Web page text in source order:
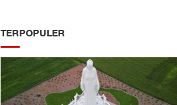
TERPOPULER